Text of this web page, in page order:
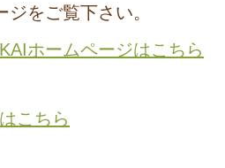
をご覧下さい。
ホームページはこちら
こちら